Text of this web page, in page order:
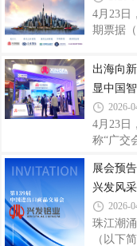
薪、陈
号，并
位”精益
4月23日
期票据
全场认
行业债
景与信
企业，
市场竞
借稳健
降低财
出海向
显中国智
2026-
4月23日
称“广交
鉴、共
场新机
交流氛
纷驻足
术优势
展会预
兴发风采
2026-
珠江潮
（以下